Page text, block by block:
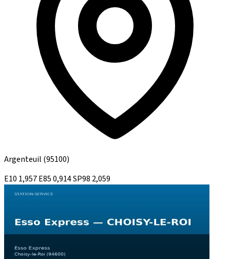
Argenteuil (95100)
E10 1,957E850,914SP98 2,059